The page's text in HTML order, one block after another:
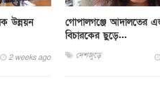
উন্নয়ন
2 weeks ago
গোপালগঞ্জে আদালতের
বিচারকের ছুড়ে...
দেশজুড়ে